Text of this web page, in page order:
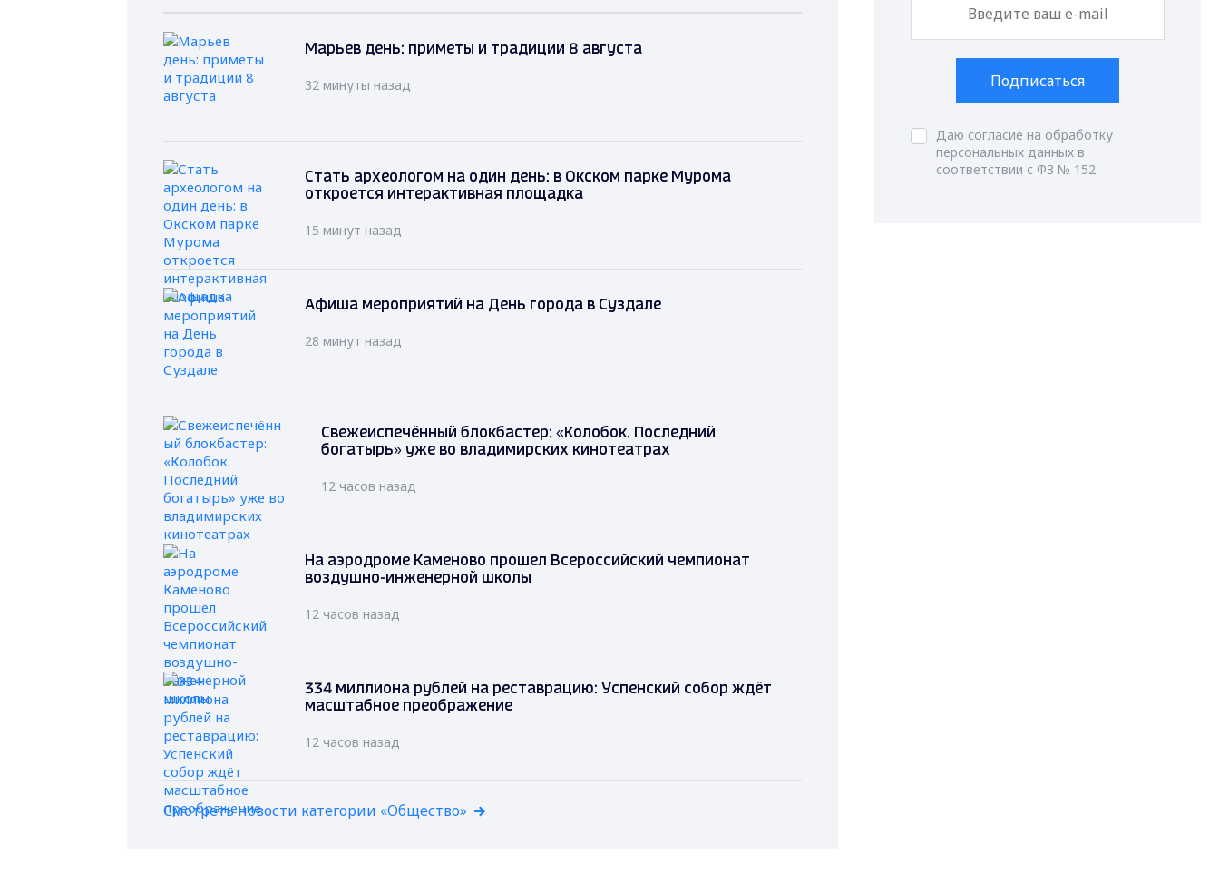
Марьев день: приметы и традиции 8 августа
32 минуты назад
Стать археологом на один день: в Окском парке Мурома
откроется интерактивная площадка
15 минут назад
Афиша мероприятий на День города в Суздале
28 минут назад
Свежеиспечённый блокбастер: «Колобок. Последний
богатырь» уже во владимирских кинотеатрах
12 часов назад
На аэродроме Каменово прошел Всероссийский чемпионат
воздушно-инженерной школы
12 часов назад
334 миллиона рублей на реставрацию: Успенский собор ждёт
масштабное преображение
12 часов назад
Смотреть новости категории «Общество»
Подписаться
Даю согласие на обработку
персональных данных в
соответствии с ФЗ № 152